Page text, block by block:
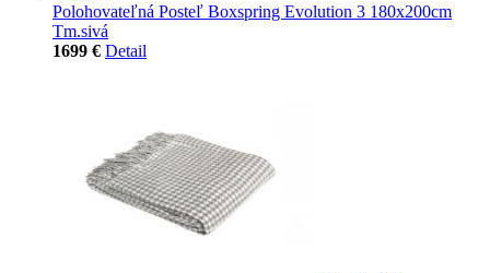
Polohovateľná Posteľ Boxspring Evolution 3 180x200cm
Tm.sivá
1699 € Detail